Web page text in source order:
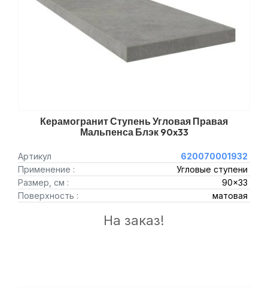
Керамогранит Ступень Угловая Правая
Мальпенса Блэк 90x33
Артикул
620070001932
Применение :
Угловые ступени
Размер, см :
90x33
Поверхность :
матовая
На заказ!